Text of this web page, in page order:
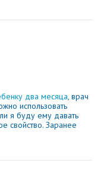
Свернуть
два месяца, врач
использовать
я буду ему давать
свойство. Заранее